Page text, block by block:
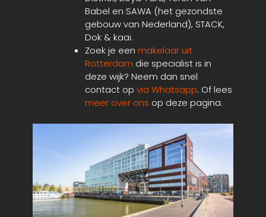
Babel en SAWA (het gezondste
gebouw van Nederland), STACK,
Dok & kaai.
Zoek je een makelaar uit
Rotterdam die specialist is in
deze wijk? Neem dan snel
contact op via Whatsapp. Of lees
meer over ons op deze pagina.